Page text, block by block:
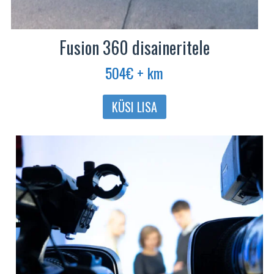
Fusion 360 disaineritele
504€+ km
KÜSI LISA